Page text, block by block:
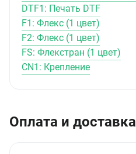
DTF1: Печать DTF
F1: Флекс (1 цвет)
F2: Флекс (1 цвет)
FS: Флекстран (1 цвет)
CN1: Крепление
Оплата и доставка